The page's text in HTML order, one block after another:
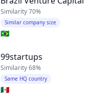
Similarity70%
Similar company size
🇧🇷
99startups
Similarity68%
Same HQ country
🇲🇽